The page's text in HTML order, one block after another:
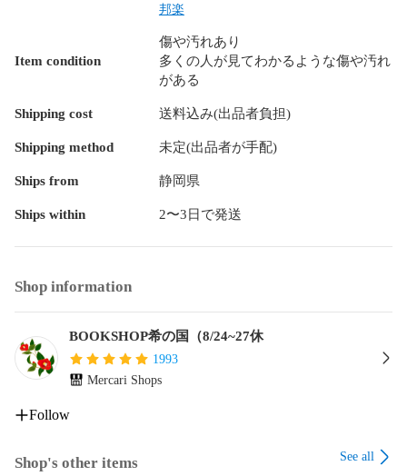
邦楽
Item condition
傷や汚れあり
多くの人が見てわかるような傷や汚れ
がある
Shipping cost 送料込み(出品者負担)
Shipping method 未定(出品者が手配)
Ships from 静岡県
Ships within 2〜3日で発送
Shop information
BOOKSHOP希の国（8/24~27休
1993
Mercari Shops
Follow
Shop's other items See all